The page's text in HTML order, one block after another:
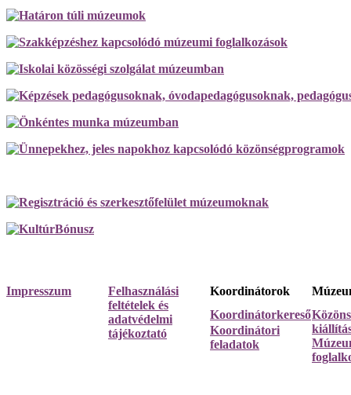
Impresszum
Felhasználási
feltételek és
adatvédelmi
tájékoztató
Koordinátorok
Koordinátorkereső
Koordinátori
feladatok